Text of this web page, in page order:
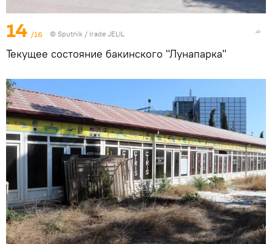
14 /16 © Sputnik / Irade JELIL
Текущее состояние бакинского "Лунапарка"